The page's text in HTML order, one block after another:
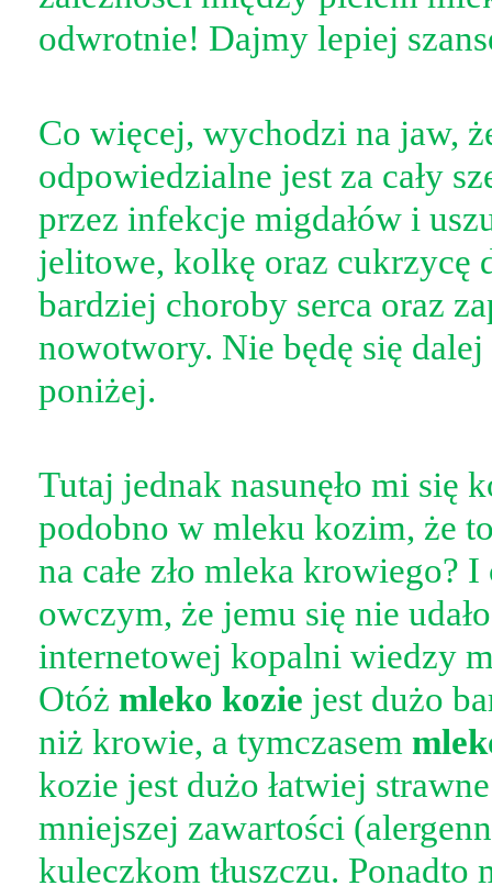
odwrotnie! Dajmy lepiej
Co więcej, wychodzi na jaw,
odpowiedzialne jest za cały
przez infekcje migdałów i
jelitowe, kolkę oraz cukrzycę
bardziej choroby serca oraz
nowotwory. Nie będę się
poniżej.
Tutaj jednak nasunęło mi się
podobno w mleku kozim, że
na całe zło mleka krowiego?
owczym, że jemu się nie
internetowej kopalni wiedzy
Otóż mleko kozie jest dużo
niż krowie, a tymczasem
kozie jest dużo łatwiej
mniejszej zawartości
kuleczkom tłuszczu.